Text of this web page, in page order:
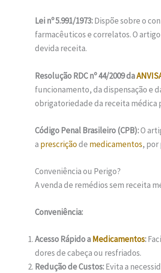
Lei nº 5.991/1973:Dispõe sobre o
farmacêuticos e correlatos. O
devida receita.
Resolução RDC nº 44/2009 da
funcionamento, da dispensação e
obrigatoriedade da receita médica
Código Penal Brasileiro (CPB):O
a prescriçãode medicamentos, por
Conveniência ou Perigo?
A venda de remédios sem receita
Conveniência:
Acesso Rápido aMedicamentos:
dores de cabeça ou resfriados.
Redução de Custos:Evita a